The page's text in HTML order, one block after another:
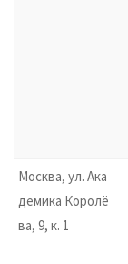
Москва, ул. Ака
демика Королё
ва, 9, к. 1